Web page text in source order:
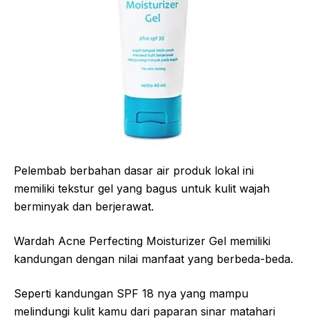
Pelembab berbahan dasar air produk lokal ini
memiliki tekstur gel yang bagus untuk kulit wajah
berminyak dan berjerawat.
Wardah Acne Perfecting Moisturizer Gel memiliki
kandungan dengan nilai manfaat yang berbeda-beda.
Seperti kandungan SPF 18 nya yang mampu
melindungi kulit kamu dari paparan sinar matahari